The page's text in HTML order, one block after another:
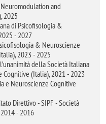
and
2025
di Psicofisologia &
- 2027
& Neuroscienze
2023 - 2025
della Società Italiana
(Italia), 2021 - 2023
e Neuroscienze Cognitive
Direttivo - SIPF - Società
- 2016